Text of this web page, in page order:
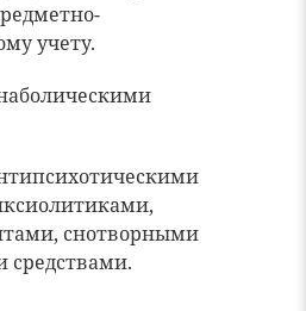
учету.
снотворными
средствами.